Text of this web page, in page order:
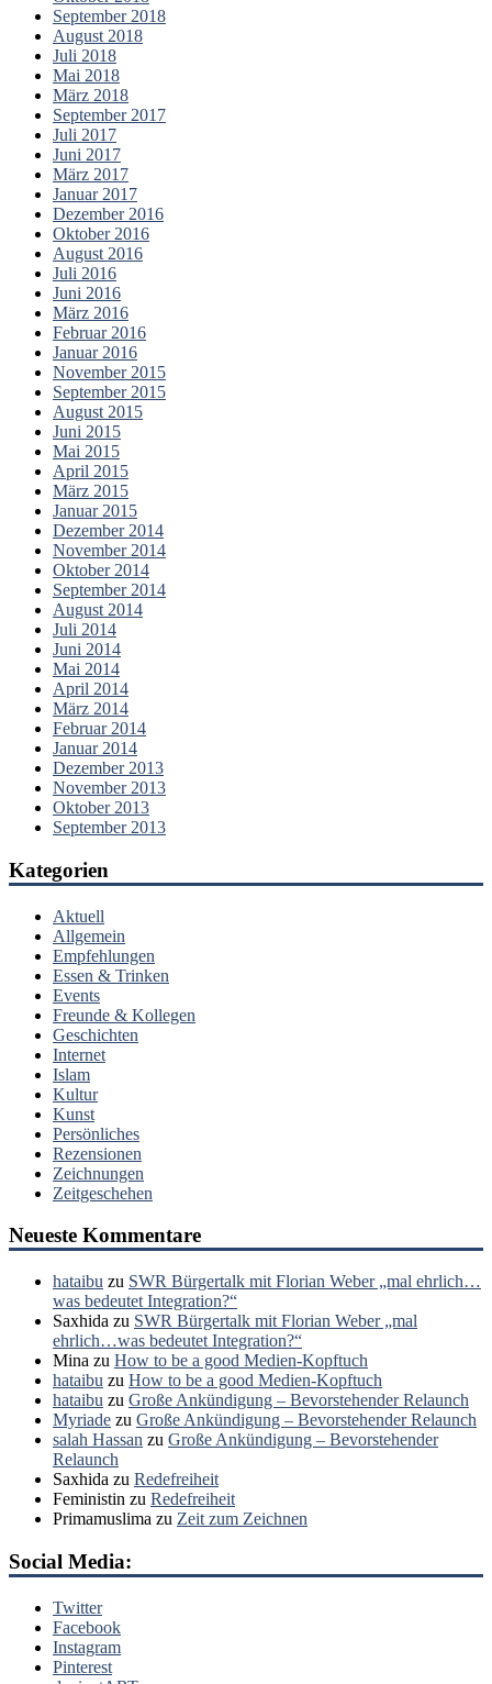
September 2018
August 2018
Juli 2018
Mai 2018
März 2018
September 2017
Juli 2017
Juni 2017
März 2017
Januar 2017
Dezember 2016
Oktober 2016
August 2016
Juli 2016
Juni 2016
März 2016
Februar 2016
Januar 2016
November 2015
September 2015
August 2015
Juni 2015
Mai 2015
April 2015
März 2015
Januar 2015
Dezember 2014
November 2014
Oktober 2014
September 2014
August 2014
Juli 2014
Juni 2014
Mai 2014
April 2014
März 2014
Februar 2014
Januar 2014
Dezember 2013
November 2013
Oktober 2013
September 2013
Kategorien
Aktuell
Allgemein
Empfehlungen
Essen & Trinken
Events
Freunde & Kollegen
Geschichten
Internet
Islam
Kultur
Kunst
Persönliches
Rezensionen
Zeichnungen
Zeitgeschehen
Neueste Kommentare
hataibu zu SWR Bürgertalk mit Florian Weber „mal ehrlich…
was bedeutet Integration?“
Saxhida zu SWR Bürgertalk mit Florian Weber „mal
ehrlich…was bedeutet Integration?“
Mina zu How to be a good Medien-Kopftuch
hataibu zu How to be a good Medien-Kopftuch
hataibu zu Große Ankündigung – Bevorstehender Relaunch
Myriade zu Große Ankündigung – Bevorstehender Relaunch
salah Hassan zu Große Ankündigung – Bevorstehender
Relaunch
Saxhida zu Redefreiheit
Feministin zu Redefreiheit
Primamuslima zu Zeit zum Zeichnen
Social Media:
Twitter
Facebook
Instagram
Pinterest